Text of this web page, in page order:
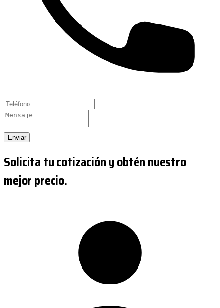
Enviar
Solicita tu cotización y obtén nuestro
mejor precio.